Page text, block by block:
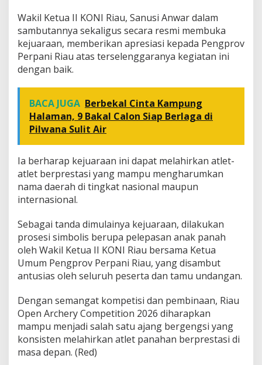
Wakil Ketua II KONI Riau, Sanusi Anwar dalam
sambutannya sekaligus secara resmi membuka
kejuaraan, memberikan apresiasi kepada Pengprov
Perpani Riau atas terselenggaranya kegiatan ini
dengan baik.
BACA JUGA Berbekal Cinta Kampung
Halaman, 9 Bakal Calon Siap Berlaga di
Pilwana Sulit Air
Ia berharap kejuaraan ini dapat melahirkan atlet-
atlet berprestasi yang mampu mengharumkan
nama daerah di tingkat nasional maupun
internasional.
Sebagai tanda dimulainya kejuaraan, dilakukan
prosesi simbolis berupa pelepasan anak panah
oleh Wakil Ketua II KONI Riau bersama Ketua
Umum Pengprov Perpani Riau, yang disambut
antusias oleh seluruh peserta dan tamu undangan.
Dengan semangat kompetisi dan pembinaan, Riau
Open Archery Competition 2026 diharapkan
mampu menjadi salah satu ajang bergengsi yang
konsisten melahirkan atlet panahan berprestasi di
masa depan. (Red)